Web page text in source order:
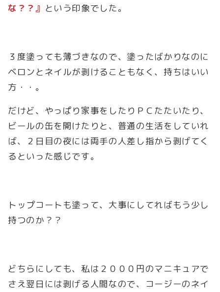
な？？』 という印象でした。
３度塗っても薄づきなので、塗ったばかりなのに
ベロンとネイルが剥けることもなく、持ちはいい
方・・。
だけど、やっぱり家事をしたりＰＣたたいたり、
ビールの缶を開けたりと、普通の生活をしていれ
ば、２日目の夜には両手の人差し指から剥げてく
るといった感じです。
トップコートも塗って、大事にしてればもう少し
持つのか？？
どちらにしても、私は２０００円のマニキュアで
さえ翌日には剥げる人間なので、コージーのネイ